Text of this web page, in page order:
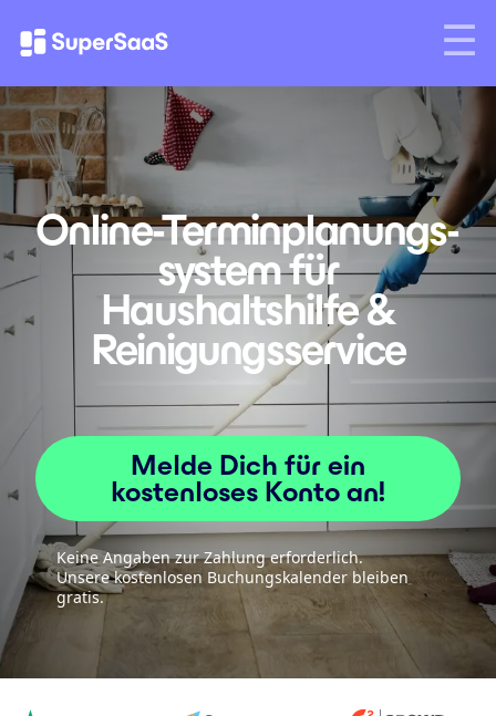
Online-Terminplanungs­
system für
Haushaltshilfe &
Reinigungsservice
Melde Dich für ein
kostenloses Konto an!
Keine Angaben zur Zahlung erforderlich.
Unsere kostenlosen Buchungskalender bleiben
gratis.